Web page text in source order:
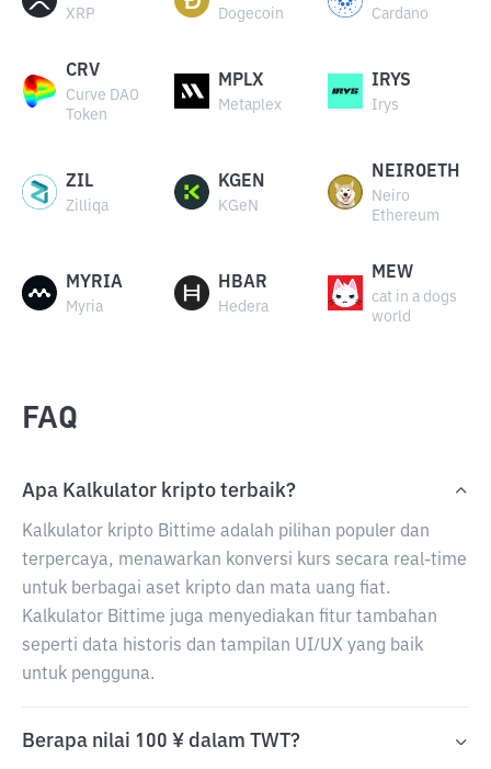
XRP Dogecoin Cardano
CRV
Curve DAO
Token
MPLX
Metaplex
IRYS
Irys
ZIL
Zilliqa
KGEN
KGeN
NEIROETH
Neiro
Ethereum
MYRIA
Myria
HBAR
Hedera
MEW
cat in a dogs
world
FAQ
Apa Kalkulator kripto terbaik?
Kalkulator kripto Bittime adalah pilihan populer dan
terpercaya, menawarkan konversi kurs secara real-time
untuk berbagai aset kripto dan mata uang fiat.
Kalkulator Bittime juga menyediakan fitur tambahan
seperti data historis dan tampilan UI/UX yang baik
untuk pengguna.
Berapa nilai 100 ¥ dalam TWT?